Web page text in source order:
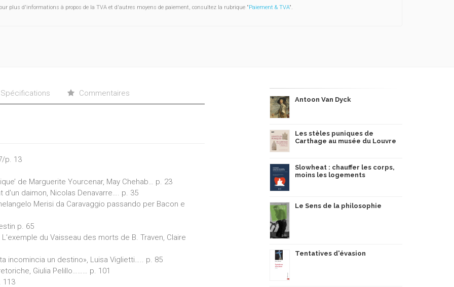
plus d'informations à propos de la TVA et d'autres moyens de paiement, consultez la rubrique "Paiement & TVA".
Spécifications Commentaires
p. 13
de Marguerite Yourcenar, May Chehab… p. 23
daimon, Nicolas Denavarre…. p. 35
Merisi da Caravaggio passando per Bacon e
p. 65
du Vaisseau des morts de B. Traven, Claire
incomincia un destino», Luisa Viglietti….. p. 85
Giulia Pelillo……… p. 101
113
Antoon Van Dyck
Les stèles puniques de
Carthage au musée du Louvre
Slowheat : chauffer les corps,
moins les logements
Le Sens de la philosophie
Tentatives d'évasion